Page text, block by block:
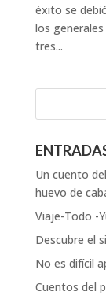
éxito se
los
tres...
Un cuento
huevo de
Viaje-Todo -
Descubre el
No es difícil
Cuentos del